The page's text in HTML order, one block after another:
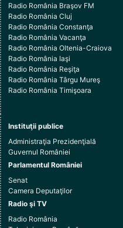
Radio România Braşov FM
Radio România Cluj
Radio România Constanţa
Radio România Vacanţa
Radio România Oltenia-Craiova
Radio România Iaşi
Radio România Reşiţa
Radio România Târgu Mureş
Radio România Timişoara
Instituţii publice
Administraţia Prezidenţială
Guvernul României
Parlamentul României
Senat
Camera Deputaţilor
Radio şi TV
Radio România